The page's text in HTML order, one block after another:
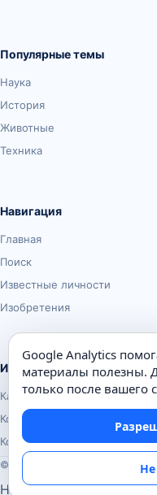
Популярные темы
Наука
История
Животные
Техника
Навигация
Главная
Поиск
Известные личности
Изобретения
Информация
Карта сайта
Контакты
Конфиденциальность
© Почемуха.ру, 2010–2026
Настройки аналитики
Google Analytics
материалы полезны.
только после вашего